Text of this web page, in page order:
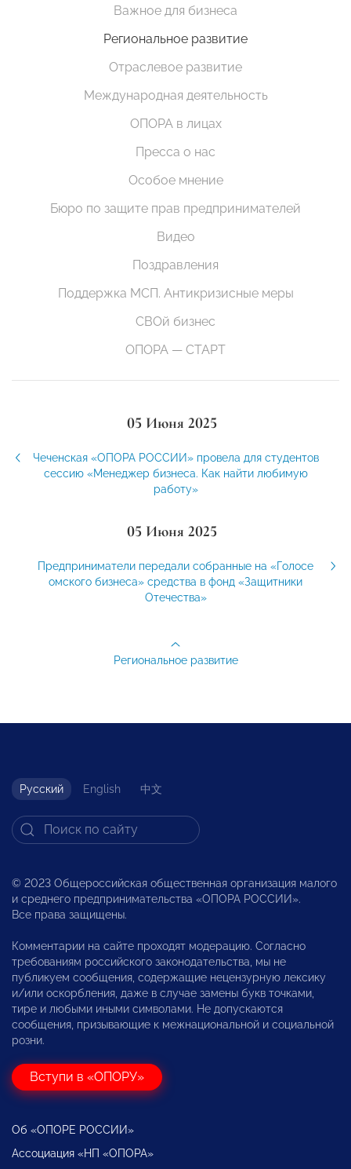
Важное для бизнеса
Региональное развитие
Отраслевое развитие
Международная деятельность
ОПОРА в лицах
Пресса о нас
Особое мнение
Бюро по защите прав предпринимателей
Видео
Поздравления
Поддержка МСП. Антикризисные меры
СВОй бизнес
ОПОРА — СТАРТ
05 Июня 2025
Чеченская «ОПОРА РОССИИ» провела для студентов
сессию «Менеджер бизнеса. Как найти любимую
работу»
05 Июня 2025
Предприниматели передали собранные на «Голосе
омского бизнеса» средства в фонд «Защитники
Отечества»
Региональное развитие
Русский English 中文
© 2023 Общероссийская общественная организация малого
и среднего предпринимательства «ОПОРА РОССИИ».
Все права защищены.
Комментарии на сайте проходят модерацию. Согласно
требованиям российского законодательства, мы не
публикуем сообщения, содержащие нецензурную лексику
и/или оскорбления, даже в случае замены букв точками,
тире и любыми иными символами. Не допускаются
сообщения, призывающие к межнациональной и социальной
розни.
Вступи в «ОПОРУ»
Об «ОПОРЕ РОССИИ»
Ассоциация «НП «ОПОРА»